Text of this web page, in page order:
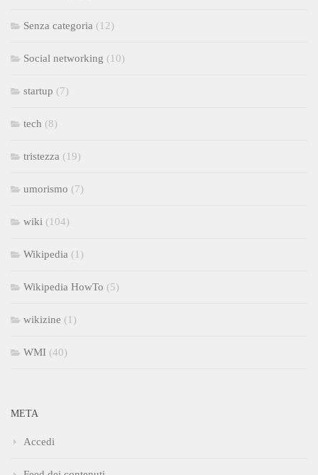
Senza categoria (12)
Social networking (10)
startup (7)
tech (8)
tristezza (19)
umorismo (7)
wiki (104)
Wikipedia (1)
Wikipedia HowTo (5)
wikizine (1)
WMI (40)
META
Accedi